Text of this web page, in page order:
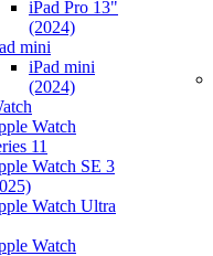
iPad Pro 13"
(2024)
mini
iPad mini
(2024)
Watch
11
Watch SE 3
Watch Ultra
Watch